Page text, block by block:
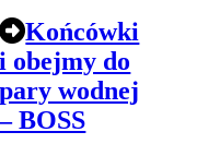
Końcówki
i obejmy do
pary wodnej
– BOSS